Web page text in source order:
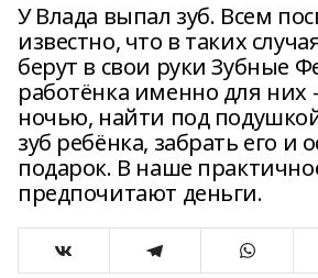
У Влада выпал зуб. Всем
известно, что в таких
берут в свои руки Зубные
работёнка именно для них
ночью, найти под
зуб ребёнка, забрать его и
подарок. В наше
предпочитают деньги.